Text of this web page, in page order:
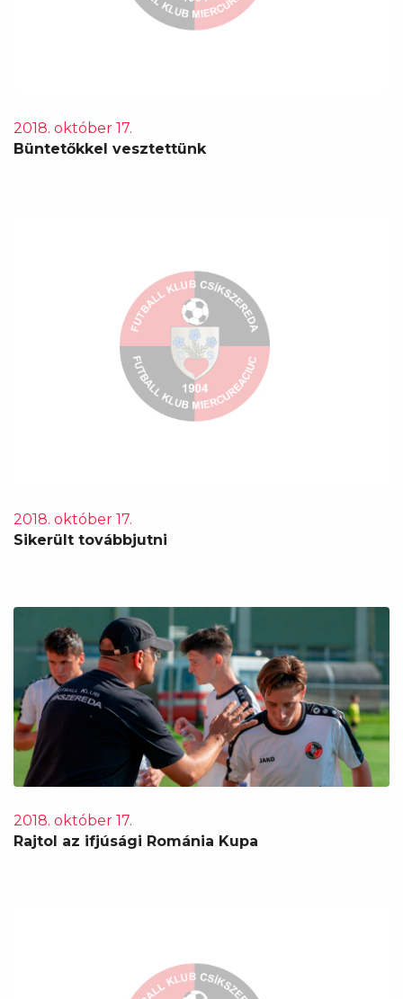
2018. október 17.
Büntetőkkel vesztettünk
2018. október 17.
Sikerült továbbjutni
2018. október 17.
Rajtol az ifjúsági Románia Kupa